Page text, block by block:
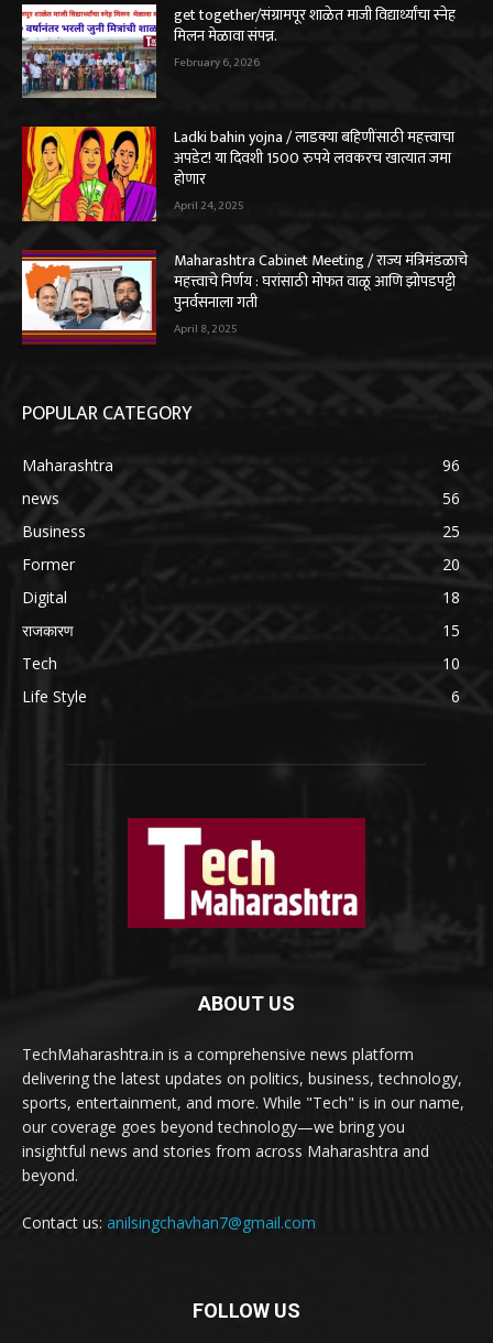
get together/संग्रामपूर शाळेत माजी विद्यार्थ्यांचा स्नेह
मिलन मेळावा संपन्न.
February 6, 2026
Ladki bahin yojna / लाडक्या बहिणींसाठी महत्त्वाचा
अपडेट! या दिवशी 1500 रुपये लवकरच खात्यात जमा
होणार
April 24, 2025
Maharashtra Cabinet Meeting / राज्य मंत्रिमंडळाचे
महत्त्वाचे निर्णय : घरांसाठी मोफत वाळू आणि झोपडपट्टी
पुनर्वसनाला गती
April 8, 2025
POPULAR CATEGORY
Maharashtra
96
news
56
Business
25
Former
20
Digital
18
राजकारण
15
Tech
10
Life Style
6
ABOUT US
TechMaharashtra.in is a comprehensive news platform
delivering the latest updates on politics, business, technology,
sports, entertainment, and more. While "Tech" is in our name,
our coverage goes beyond technology—we bring you
insightful news and stories from across Maharashtra and
beyond.
Contact us: anilsingchavhan7@gmail.com
FOLLOW US